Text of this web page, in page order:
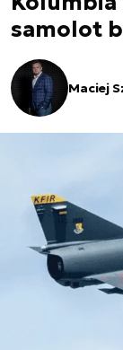
samolot
Maciej